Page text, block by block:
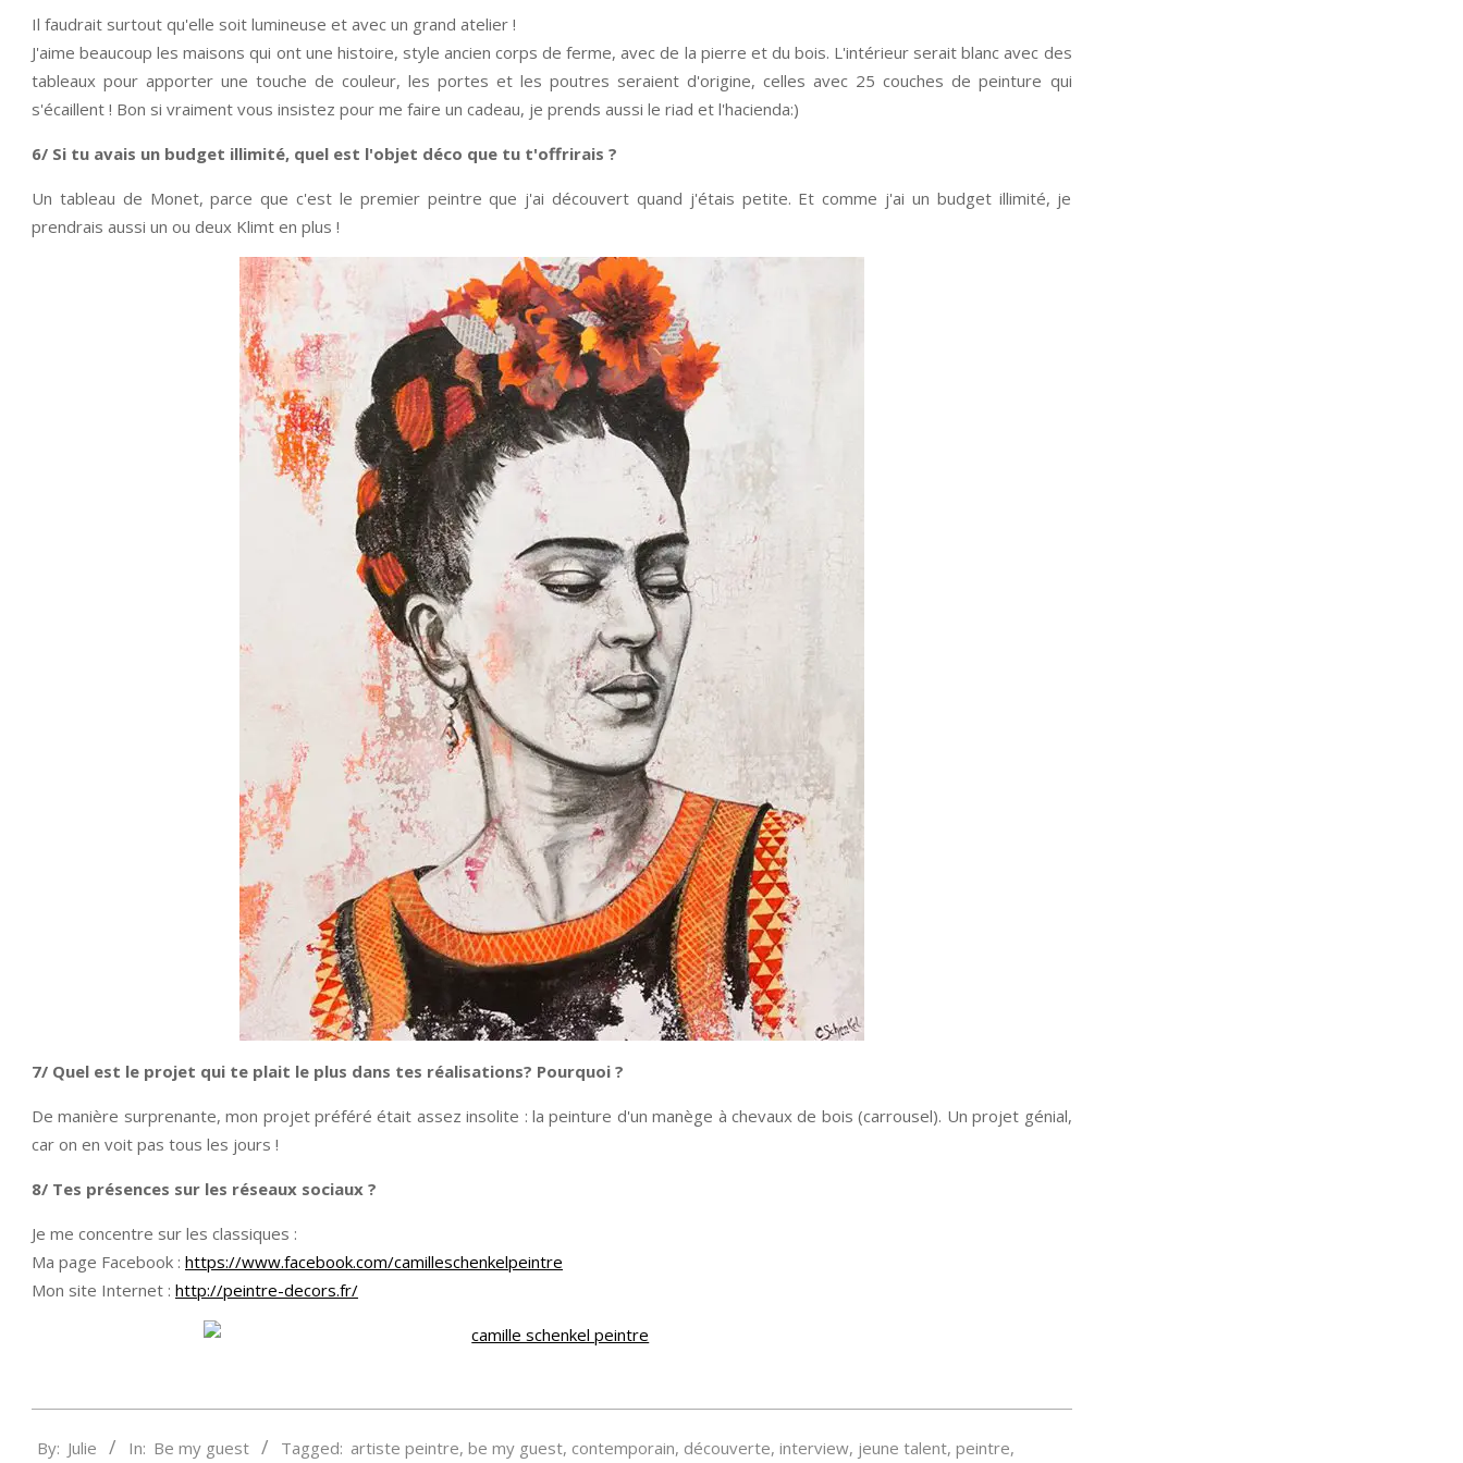
Il faudrait surtout qu'elle soit lumineuse et avec un grand atelier !
J'aime beaucoup les maisons qui ont une histoire, style ancien corps de ferme, avec de la pierre et du bois. L'intérieur serait blanc avec des
tableaux pour apporter une touche de couleur, les portes et les poutres seraient d'origine, celles avec 25 couches de peinture qui
s'écaillent ! Bon si vraiment vous insistez pour me faire un cadeau, je prends aussi le riad et l'hacienda:)
6/ Si tu avais un budget illimité, quel est l'objet déco que tu t'offrirais ?
Un tableau de Monet, parce que c'est le premier peintre que j'ai découvert quand j'étais petite. Et comme j'ai un budget illimité, je
prendrais aussi un ou deux Klimt en plus !
7/ Quel est le projet qui te plait le plus dans tes réalisations? Pourquoi ?
De manière surprenante, mon projet préféré était assez insolite : la peinture d'un manège à chevaux de bois (carrousel). Un projet génial,
car on en voit pas tous les jours !
8/ Tes présences sur les réseaux sociaux ?
Je me concentre sur les classiques :
Ma page Facebook : https://www.facebook.com/camilleschenkelpeintre
Mon site Internet : http://peintre-decors.fr/
04-
By: Julie In: Be my guest Tagged: artiste peintre, be my guest, contemporain, découverte, interview, jeune talent, peintre,